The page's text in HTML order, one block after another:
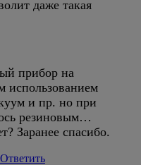
даже такая
прибор на
использованием
и пр. но при
резиновым…
Заранее спасибо.
Ответить